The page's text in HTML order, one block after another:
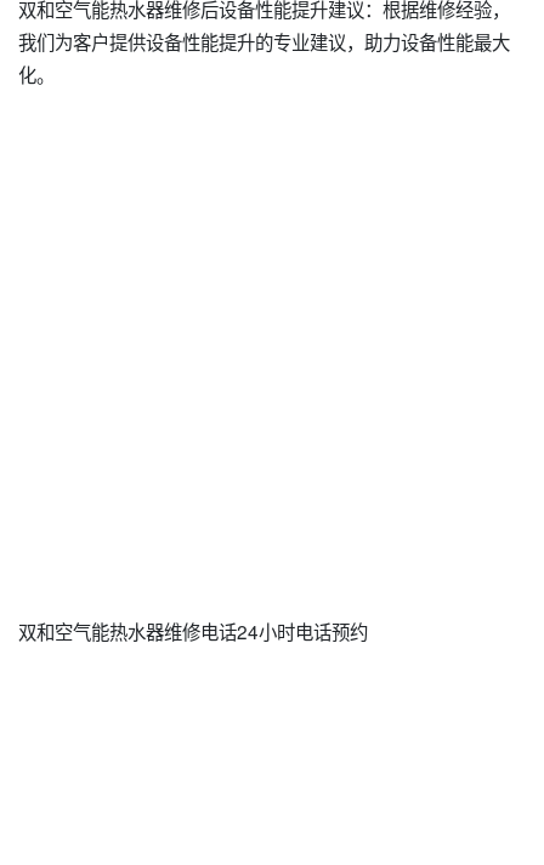
双和空气能热水器维修后设备性能提升建议：根据维修经验，
我们为客户提供设备性能提升的专业建议，助力设备性能最大
化。
双和空气能热水器维修电话24小时电话预约